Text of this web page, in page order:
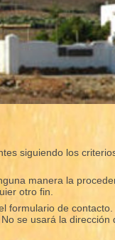
siguiendo los
manera la
otro fin.
formulario de
se usará la